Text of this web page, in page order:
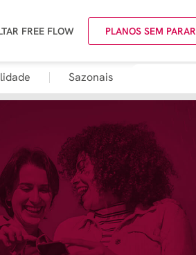
FREE FLOW PLANOS SEM PARAR
Sazonais